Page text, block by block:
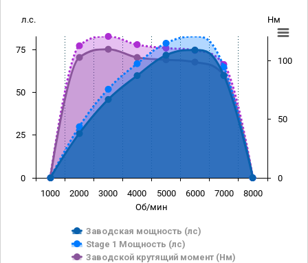
Об/мин
л.с. Нм
Заводская мощность (лс)
Stage 1 Мощность (лс)
Заводской крутящий момент (Нм)
1000 2000 3000 4000 5000 6000 7000 8000
0
25
50
75
0
50
100